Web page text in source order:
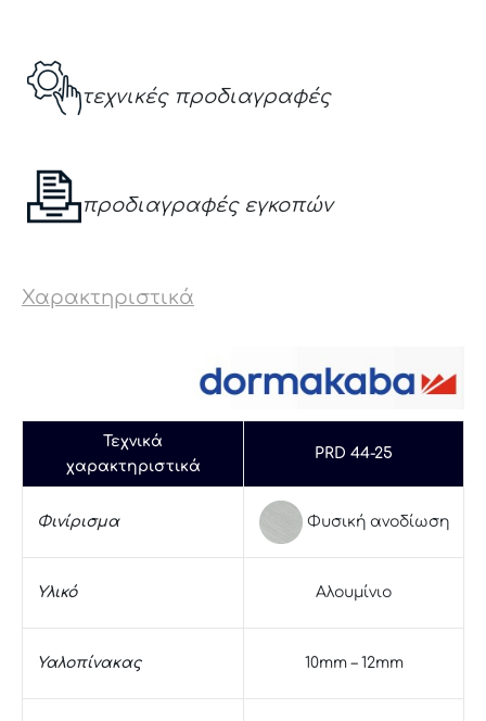
τεχνικές προδιαγραφές
προδιαγραφές εγκοπών
Χαρακτηριστικά
Τεχνικά
χαρακτηριστικά
PRD 44-25
Φινίρισμα Φυσική ανοδίωση
Υλικό Αλουμίνιο
Υαλοπίνακας 10mm – 12mm